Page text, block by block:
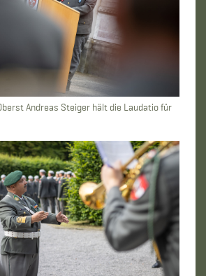
Andreas Steiger hält die Laudatio für